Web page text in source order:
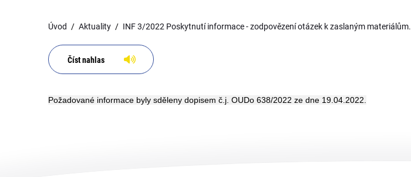
Úvod Aktuality INF 3/2022 Poskytnutí informace - zodpovězení otázek k zaslaným materiálům.
Číst nahlas
Požadované informace byly sděleny dopisem č.j. OUDo 638/2022 ze dne 19.04.2022.